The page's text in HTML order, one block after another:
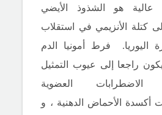
عالية هو الشذوذ الأيضي
كتلة الأنزيمي في استقلاب
اليوريا.
فرط أمونيا الدم
راجعا إلى عيوب التمثيل
الاضطرابات العضوية
أكسدة الأحماض الدهنية ، و